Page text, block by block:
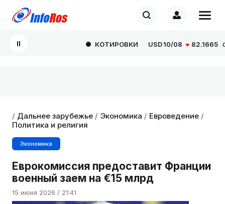
КОТИРОВКИ USD10/08 82.1665
/ Дальнее зарубежье / Экономика / Евроведение /
Политика и религия
Экономика
Еврокомиссия предоставит Франции
военный заем на €15 млрд
15 июня 2026 / 21:41